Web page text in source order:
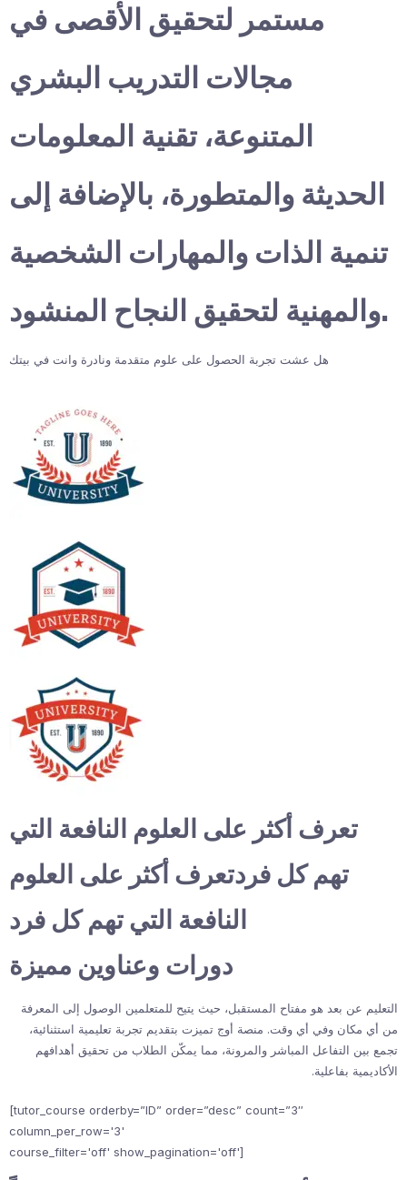
مستمر لتحقيق الأقصى في
مجالات التدريب البشري
المتنوعة، تقنية المعلومات
الحديثة والمتطورة، بالإضافة إلى
تنمية الذات والمهارات الشخصية
والمهنية لتحقيق النجاح المنشود.
هل عشت تجربة الحصول على علوم متقدمة ونادرة وانت في بيتك
تعرف أكثر على العلوم النافعة التي
تهم كل فردتعرف أكثر على العلوم
النافعة التي تهم كل فرد
دورات وعناوين مميزة
التعليم عن بعد هو مفتاح المستقبل، حيث يتيح للمتعلمين الوصول إلى المعرفة
من أي مكان وفي أي وقت. منصة أوج تميزت بتقديم تجربة تعليمية استثنائية،
تجمع بين التفاعل المباشر والمرونة، مما يمكّن الطلاب من تحقيق أهدافهم
الأكاديمية بفاعلية.
[tutor_course orderby=”ID” order=”desc” count=”3″
column_per_row='3'
course_filter='off' show_pagination='off']